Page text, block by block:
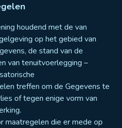
houdend met de van
op het gebied van
de stand van de
van tenuitvoerlegging –
treffen om de Gegevens te
of tegen enige vorm van
maatregelen die er mede op